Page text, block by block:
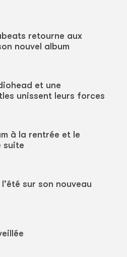
retourne aux
nouvel album
et une
unissent leurs forces
à la rentrée et le
suite
sur son nouveau